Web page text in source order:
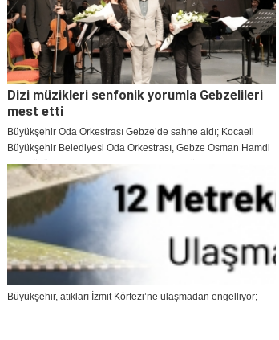
Dizi müzikleri senfonik yorumla Gebzelileri
mest etti
Büyükşehir Oda Orkestrası Gebze’de sahne aldı; Kocaeli
Büyükşehir Belediyesi Oda Orkestrası, Gebze Osman Hamdi
Bey Kültür Merkezi’nde Toygar Işıklı dizi müziklerini
sahneledi. Şef Engin Şen yönetimindeki konser, senfonik
yorumlarıyla Gebzelileri mest etti.
Büyükşehir, atıkları İzmit Körfezi’ne ulaşmadan engelliyor;